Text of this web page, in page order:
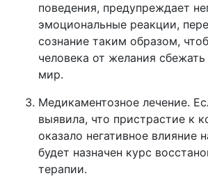
поведения, предупреждает
эмоциональные реакции,
сознание таким образом,
человека от желания
мир.
Медикаментозное лечение.
выявила, что пристрастие к
оказало негативное влияние
будет назначен курс
терапии.